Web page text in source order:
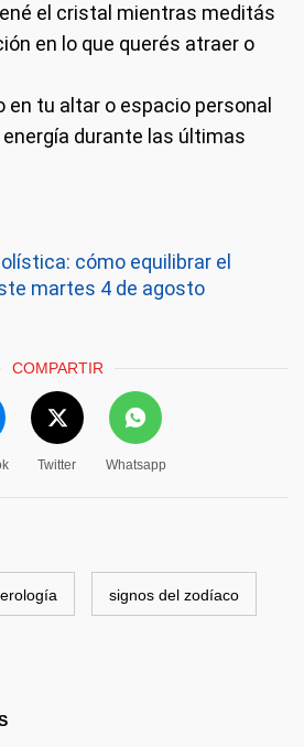
el cristal mientras meditás
en lo que querés atraer o
en tu altar o espacio personal
durante las últimas
cómo equilibrar el
martes 4 de agosto
COMPARTIR
Twitter Whatsapp
signos del zodíaco